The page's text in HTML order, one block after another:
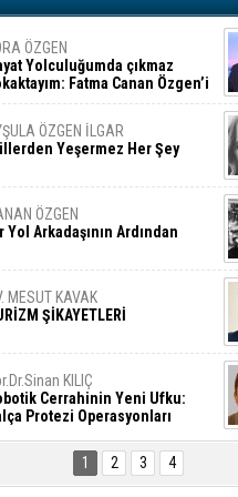
ÖZGEN
Yolculuğumda çıkmaz
Fatma Canan Özgen’i
ÖZGEN İLGAR
Yeşermez Her Şey
ÖZGEN
Yol Arkadaşının Ardından
MESUT KAVAK
ŞİKAYETLERİ
KILIÇ
Cerrahinin Yeni Ufku:
Protezi Operasyonları
BAŞAN
Şaşırmayacağız
1 2 3 4